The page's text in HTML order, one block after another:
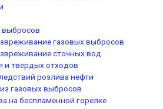
выбросов
газовых выбросов
сточных вод
и твердых отходов
розлива нефти
газовых выбросов
на беспламенной горелке